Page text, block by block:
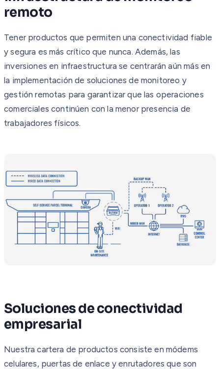
remoto
Tener productos que permiten una conectividad fiable
y segura es más crítico que nunca. Además, las
inversiones en infraestructura se centrarán aún más en
la implementación de soluciones de monitoreo y
gestión remotas para garantizar que las operaciones
comerciales continúen con la menor presencia de
trabajadores físicos.
Soluciones de conectividad
empresarial
Nuestra cartera de productos consiste en módems
celulares, puertas de enlace y enrutadores que son